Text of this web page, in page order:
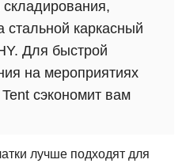
стальной каркасный
Для быстрой
на мероприятиях
сэкономит вам
лучше подходят для